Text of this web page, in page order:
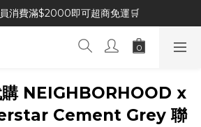
消費滿$2000即可超商免運🛒
NEIGHBORHOOD x
Cement Grey 聯